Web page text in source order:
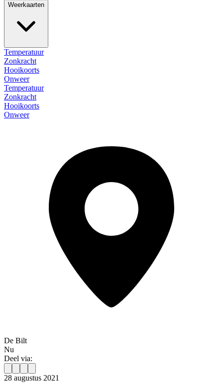
Weerkaarten
Temperatuur
Zonkracht
Hooikoorts
Onweer
Temperatuur
Zonkracht
Hooikoorts
Onweer
De Bilt
Nu
Deel via:
28 augustus 2021